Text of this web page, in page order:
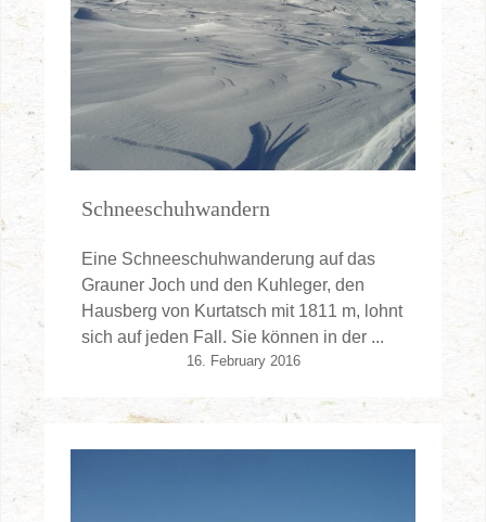
Schneeschuhwandern
Eine Schneeschuhwanderung auf das
Grauner Joch und den Kuhleger, den
Hausberg von Kurtatsch mit 1811 m, lohnt
sich auf jeden Fall. Sie können in der ...
16. February 2016